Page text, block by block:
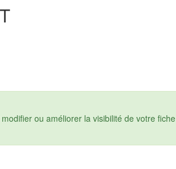
ou améliorer la visibilité de votre fiche